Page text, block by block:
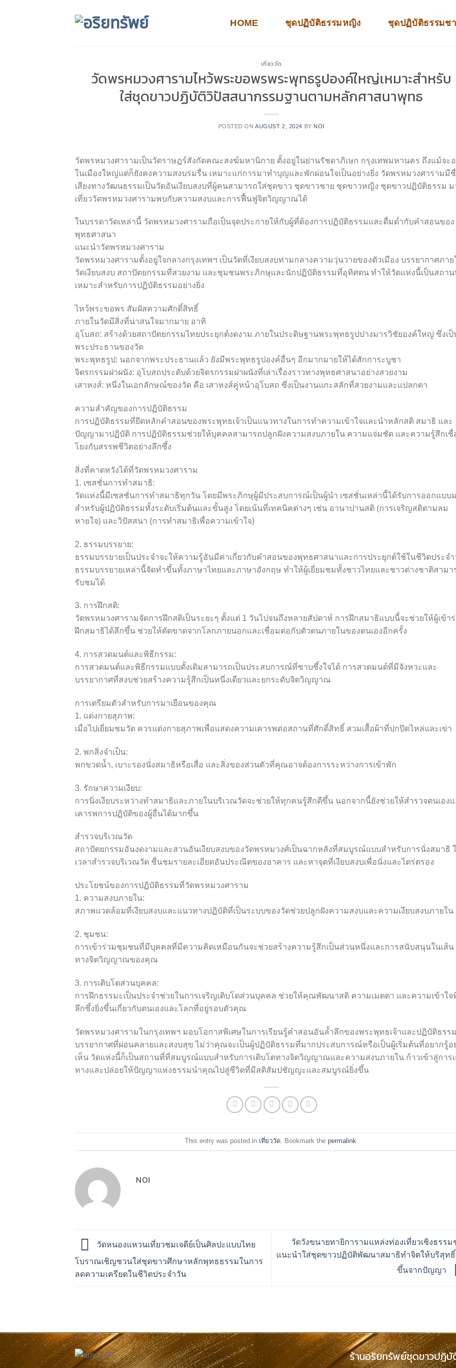
HOME ชุดปฏิบัติธรรมหญิง ชุดปฏิบัติธรรมช
เที่ยววัด
วัดพรหมวงศารามไหว้พระขอพรพระพุทธรูปองค์ใหญ่เหมาะสำหรับ
ใส่ชุดขาวปฏิบัติวิปัสสนากรรมฐานตามหลักศาสนาพุทธ
POSTED ONAUGUST 2, 2024 BY NOI
วัดพรหมวงศารามเป็นวัดราษฎร์สังกัดคณะสงฆ์มหานิกาย ตั้งอยู่ในย่านรัชดาภิเษก กรุงเทพมหานคร ถึงแม้จะ
ในเมืองใหญ่แต่ก็ยังคงความสงบร่มรื่น เหมาะแก่การมาทำบุญและพักผ่อนใจเป็นอย่างยิ่ง วัดพรหมวงศารามมี
เสียงทางวัฒนธรรมเป็นวัดอันเงียบสงบที่ผู้คนสามารถใส่ชุดขาว ชุดขาวชาย ชุดขาวหญิง ชุดขาวปฏิบัติธรรม ม
เที่ยววัดพรหมวงศารามพบกับความสงบและการฟื้นฟูจิตวิญญาณได้
ในบรรดาวัดเหล่านี้ วัดพรหมวงศารามถือเป็นจุดประกายให้กับผู้ที่ต้องการปฏิบัติธรรมและดื่มด่ำกับคำสอนของ
พุทธศาสนา
แนะนำวัดพรหมวงศาราม
วัดพรหมวงศารามตั้งอยู่ใจกลางกรุงเทพฯ เป็นวัดที่เงียบสงบท่ามกลางความวุ่นวายของตัวเมือง บรรยากาศภาย
วัดเงียบสงบ สถาปัตยกรรมที่สวยงาม และชุมชนพระภิกษุและนักปฏิบัติธรรมที่อุทิศตน ทำให้วัดแห่งนี้เป็นสถา
เหมาะสำหรับการปฏิบัติธรรมอย่างยิ่ง
ไหว้พระขอพร สัมผัสความศักดิ์สิทธิ์
ภายในวัดมีสิ่งที่น่าสนใจมากมาย อาทิ
อุโบสถ: สร้างด้วยสถาปัตยกรรมไทยประยุกต์งดงาม ภายในประดิษฐานพระพุทธรูปปางมารวิชัยองค์ใหญ่ ซึ่งเป็
พระประธานของวัด
พระพุทธรูป: นอกจากพระประธานแล้ว ยังมีพระพุทธรูปองค์อื่นๆ อีกมากมายให้ได้สักการะบูชา
จิตรกรรมฝาผนัง: อุโบสถประดับด้วยจิตรกรรมฝาผนังที่เล่าเรื่องราวทางพุทธศาสนาอย่างสวยงาม
เสาหงส์: หนึ่งในเอกลักษณ์ของวัด คือ เสาหงส์คู่หน้าอุโบสถ ซึ่งเป็นงานแกะสลักที่สวยงามและแปลกตา
ความสำคัญของการปฏิบัติธรรม
การปฏิบัติธรรมที่ยึดหลักคำสอนของพระพุทธเจ้าเป็นแนวทางในการทำความเข้าใจและนำหลักสติ สมาธิ และ
ปัญญามาปฏิบัติ การปฏิบัติธรรมช่วยให้บุคคลสามารถปลูกฝังความสงบภายใน ความแจ่มชัด และความรู้สึกเชื่
โยงกับสรรพชีวิตอย่างลึกซึ้ง
สิ่งที่คาดหวังได้ที่วัดพรหมวงศาราม
1. เซสชั่นการทำสมาธิ:
วัดแห่งนี้มีเซสชั่นการทำสมาธิทุกวัน โดยมีพระภิกษุผู้มีประสบการณ์เป็นผู้นำ เซสชั่นเหล่านี้ได้รับการออกแบบ
สำหรับผู้ปฏิบัติธรรมทั้งระดับเริ่มต้นและขั้นสูง โดยเน้นที่เทคนิคต่างๆ เช่น อานาปานสติ (การเจริญสติตามลม
หายใจ) และวิปัสสนา (การทำสมาธิเพื่อความเข้าใจ)
2. ธรรมบรรยาย:
ธรรมบรรยายเป็นประจำจะให้ความรู้อันมีค่าเกี่ยวกับคำสอนของพุทธศาสนาและการประยุกต์ใช้ในชีวิตประจ
ธรรมบรรยายเหล่านี้จัดทำขึ้นทั้งภาษาไทยและภาษาอังกฤษ ทำให้ผู้เยี่ยมชมทั้งชาวไทยและชาวต่างชาติสามา
รับชมได้
3. การฝึกสติ:
วัดพรหมวงศารามจัดการฝึกสติเป็นระยะๆ ตั้งแต่ 1 วันไปจนถึงหลายสัปดาห์ การฝึกสมาธิแบบนี้จะช่วยให้ผู้เข้า
ฝึกสมาธิได้ลึกขึ้น ช่วยให้ตัดขาดจากโลกภายนอกและเชื่อมต่อกับตัวตนภายในของตนเองอีกครั้ง
4. การสวดมนต์และพิธีกรรม:
การสวดมนต์และพิธีกรรมแบบดั้งเดิมสามารถเป็นประสบการณ์ที่ซาบซึ้งใจได้ การสวดมนต์ที่มีจังหวะและ
บรรยากาศที่สงบช่วยสร้างความรู้สึกเป็นหนึ่งเดียวและยกระดับจิตวิญญาณ
การเตรียมตัวสำหรับการมาเยือนของคุณ
1. แต่งกายสุภาพ:
เมื่อไปเยี่ยมชมวัด ควรแต่งกายสุภาพเพื่อแสดงความเคารพต่อสถานที่ศักดิ์สิทธิ์ สวมเสื้อผ้าที่ปกปิดไหล่และเข่า
2. พกสิ่งจำเป็น:
พกขวดน้ำ, เบาะรองนั่งสมาธิหรือเสื่อ และสิ่งของส่วนตัวที่คุณอาจต้องการระหว่างการเข้าพัก
3. รักษาความเงียบ:
การนิ่งเงียบระหว่างทำสมาธิและภายในบริเวณวัดจะช่วยให้ทุกคนรู้สึกดีขึ้น นอกจากนี้ยังช่วยให้สำรวจตนเองแ
เคารพการปฏิบัติของผู้อื่นได้มากขึ้น
สำรวจบริเวณวัด
สถาปัตยกรรมอันงดงามและสวนอันเงียบสงบของวัดพรหมวงศ์เป็นฉากหลังที่สมบูรณ์แบบสำหรับการนั่งสมาธิ
เวลาสำรวจบริเวณวัด ชื่นชมรายละเอียดอันประณีตของอาคาร และหาจุดที่เงียบสงบเพื่อนั่งและไตร่ตรอง
ประโยชน์ของการปฏิบัติธรรมที่วัดพรหมวงศาราม
1. ความสงบภายใน:
สภาพแวดล้อมที่เงียบสงบและแนวทางปฏิบัติที่เป็นระบบของวัดช่วยปลูกฝังความสงบและความเงียบสงบภายใน
2. ชุมชน:
การเข้าร่วมชุมชนที่มีบุคคลที่มีความคิดเหมือนกันจะช่วยสร้างความรู้สึกเป็นส่วนหนึ่งและการสนับสนุนในเส้น
ทางจิตวิญญาณของคุณ
3. การเติบโตส่วนบุคคล:
การฝึกธรรมะเป็นประจำช่วยในการเจริญเติบโตส่วนบุคคล ช่วยให้คุณพัฒนาสติ ความเมตตา และความเข้าใจ
ลึกซึ้งยิ่งขึ้นเกี่ยวกับตนเองและโลกที่อยู่รอบตัวคุณ
วัดพรหมวงศารามในกรุงเทพฯ มอบโอกาสพิเศษในการเรียนรู้คำสอนอันล้ำลึกของพระพุทธเจ้าและปฏิบัติธรร
บรรยากาศที่ผ่อนคลายและสงบสุข ไม่ว่าคุณจะเป็นผู้ปฏิบัติธรรมที่มากประสบการณ์หรือเป็นผู้เริ่มต้นที่อยากรู้อ
เห็น วัดแห่งนี้ก็เป็นสถานที่ที่สมบูรณ์แบบสำหรับการเติบโตทางจิตวิญญาณและความสงบภายใน ก้าวเข้าสู่การ
ทางและปล่อยให้ปัญญาแห่งธรรมนำคุณไปสู่ชีวิตที่มีสติสัมปชัญญะและสมบูรณ์ยิ่งขึ้น
This entry was posted in เที่ยววัด. Bookmark the permalink
NOI
วัดหนองแหวนเที่ยวชมเจดีย์เป็นศิลปะแบบไทย
โบราณเชิญชวนใส่ชุดขาวศึกษาหลักพุทธธรรมในการ
ลดความเครียดในชีวิตประจำวัน
วัดวังขนายทายิการามแหล่งท่องเที่ยวเชิงธรรม
แนะนำใส่ชุดขาวปฏิบัติพัฒนาสมาธิทำจิตให้บริสุทธิ์
ขึ้นจากปัญญา
ร้านอริยทรัพย์ชุดขาวปฏิบั